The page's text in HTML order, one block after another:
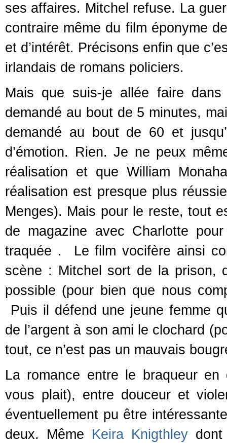
ses affaires. Mitchel refuse. La
contraire même du film éponyme
et d’intérêt. Précisons enfin que
irlandais de romans policiers.
Mais que suis-je allée faire
demandé au bout de 5 minutes,
demandé au bout de 60 et
d’émotion. Rien. Je ne peux
réalisation et que William
réalisation est presque plus
Menges). Mais pour le reste, tout
de magazine avec Charlotte
traquée . Le film vocifère ainsi
scène : Mitchel sort de la prison,
possible (pour bien que nous
Puis il défend une jeune femme
de l’argent à son ami le clochard
tout, ce n’est pas un mauvais
La romance entre le braqueur
vous plait), entre douceur et
éventuellement pu être
deux. Même Keira Knigthley